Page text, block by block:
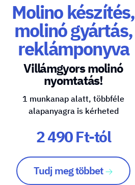
Molino készítés,
molinó gyártás,
reklámponyva
Villámgyors molinó
nyomtatás!
1 munkanap alatt, többféle
alapanyagra is kérheted
2 490 Ft-tól
Tudj meg többet